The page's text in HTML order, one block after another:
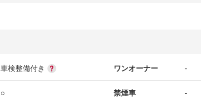
車検整備付き ワンオーナー -
○ 禁煙車 -